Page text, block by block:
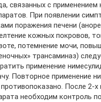
связанных с применением
При появлении
поражения печени
кожных покровов,
потемнение мочи,
трансаминаз)
применение
Повторное применение
После 2-х
необходим контроль